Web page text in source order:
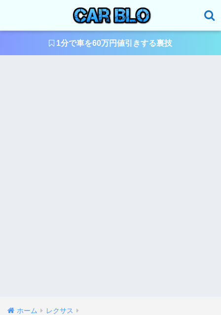
1分で車を60万円値引きする裏技
ホーム レクサス